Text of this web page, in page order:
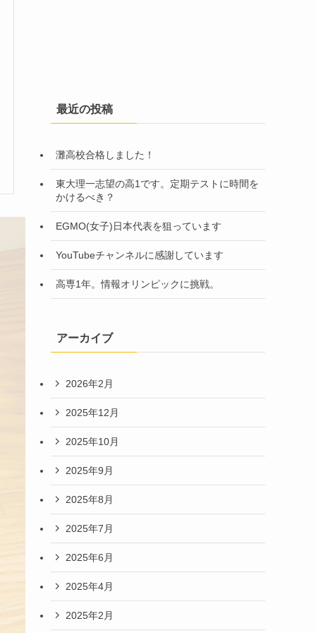
最近の投稿
灘高校合格しました！
東大理一志望の高1です。定期テストに時間を
かけるべき？
EGMO(女子)日本代表を狙っています
YouTubeチャンネルに感謝しています
高専1年。情報オリンピックに挑戦。
アーカイブ
2026年2月
2025年12月
2025年10月
2025年9月
2025年8月
2025年7月
2025年6月
2025年4月
2025年2月